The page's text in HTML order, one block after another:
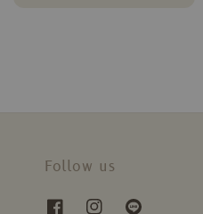
Follow us